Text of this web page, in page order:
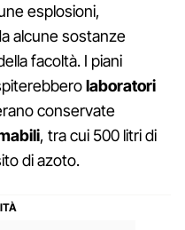
esplosioni,
alcune sostanze
facoltà. I piani
laboratori
conservate
, tra cui 500 litri di
di azoto.